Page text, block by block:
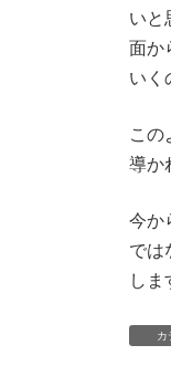
いと
面か
いく
この
導か
今か
では
しま
カ